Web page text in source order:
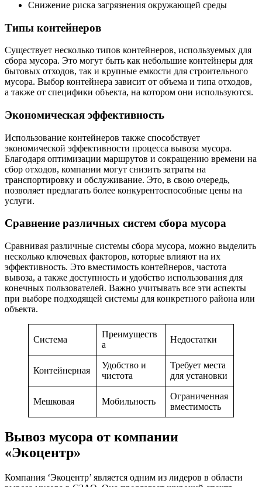
Снижение риска загрязнения окружающей среды
Типы контейнеров
Существует несколько типов контейнеров, используемых для
сбора мусора. Это могут быть как небольшие контейнеры для
бытовых отходов, так и крупные емкости для строительного
мусора. Выбор контейнера зависит от объема и типа отходов,
а также от специфики объекта, на котором они используются.
Экономическая эффективность
Использование контейнеров также способствует
экономической эффективности процесса вывоза мусора.
Благодаря оптимизации маршрутов и сокращению времени на
сбор отходов, компании могут снизить затраты на
транспортировку и обслуживание. Это, в свою очередь,
позволяет предлагать более конкурентоспособные цены на
услуги.
Сравнение различных систем сбора мусора
Сравнивая различные системы сбора мусора, можно выделить
несколько ключевых факторов, которые влияют на их
эффективность. Это вместимость контейнеров, частота
вывоза, а также доступность и удобство использования для
конечных пользователей. Важно учитывать все эти аспекты
при выборе подходящей системы для конкретного района или
объекта.
Система
Преимуществ
а
Недостатки
Контейнерная
Удобство и
чистота
Требует места
для установки
Мешковая Мобильность
Ограниченная
вместимость
Вывоз мусора от компании
«Экоцентр»
Компания ‘Экоцентр’ является одним из лидеров в области